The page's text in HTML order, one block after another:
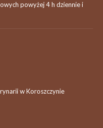
powyżej 4 h dziennie i
w Koroszczynie